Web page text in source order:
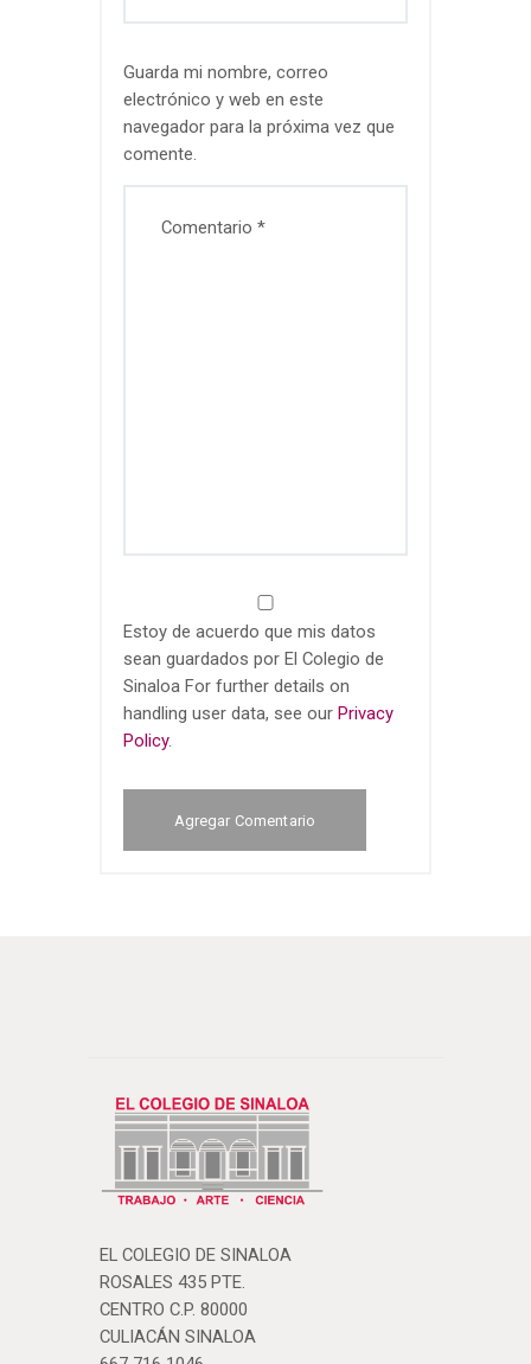
Guarda mi nombre, correo
electrónico y web en este
navegador para la próxima vez que
comente.
Estoy de acuerdo que mis datos
sean guardados por El Colegio de
Sinaloa For further details on
handling user data, see our Privacy
Policy.
EL COLEGIO DE SINALOA
ROSALES 435 PTE.
CENTRO C.P. 80000
CULIACÁN SINALOA